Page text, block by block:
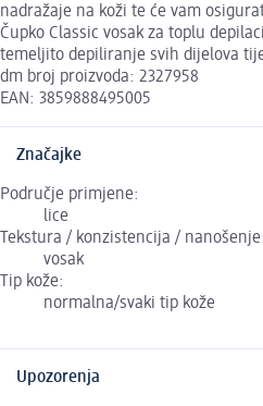
nadražaje na koži te će vam
Čupko Classic vosak za toplu
temeljito depiliranje svih dijelova
dm broj proizvoda: 2327958
EAN: 3859888495005
Značajke
Područje primjene:
lice
Tekstura / konzistencija / nanošenje:
vosak
Tip kože:
normalna/svaki tip kože
Upozorenja